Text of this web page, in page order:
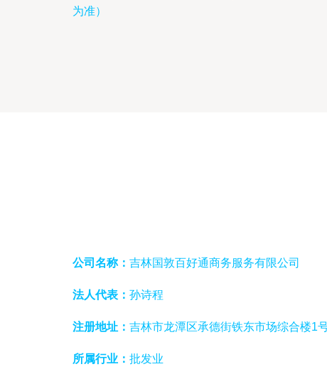
为准）
公司名称： 吉林国敦百好通商务服务有限公司
法人代表： 孙诗程
注册地址： 吉林市龙潭区承德街铁东市场综合楼1
所属行业： 批发业